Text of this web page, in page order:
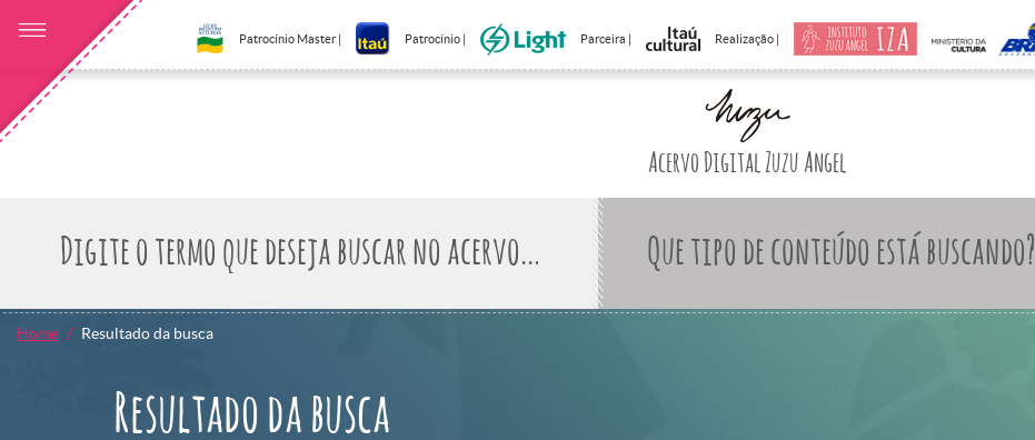
Patrocínio Master | Patrocínio | Parceira | Realização |
Acervo Digital Zuzu Angel
Que tipo de conteúdo está buscando?
Home Resultado da busca
Resultado da busca